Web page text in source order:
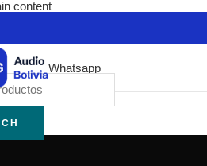
content
Whatsapp